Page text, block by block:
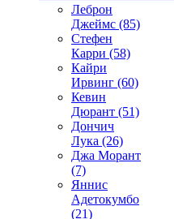
Леброн
Джеймс (85)
Стефен
Карри (58)
Кайри
Ирвинг (60)
Кевин
Дюрант (51)
Дончич
Лука (26)
Джа Морант
(7)
Яннис
Адетокумбо
(21)